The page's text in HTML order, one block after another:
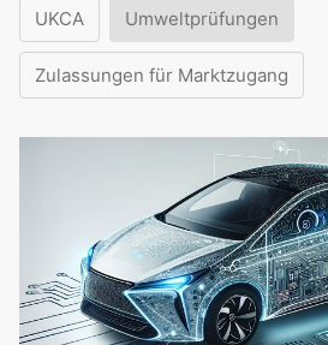
UKCA Umweltprüfungen
Zulassungen für Marktzugang